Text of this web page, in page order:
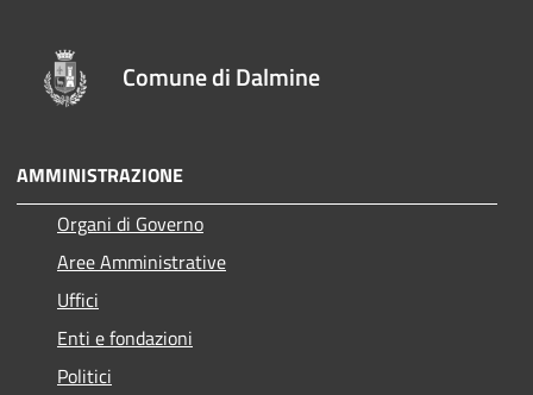
Comune di Dalmine
AMMINISTRAZIONE
Organi di Governo
Aree Amministrative
Uffici
Enti e fondazioni
Politici